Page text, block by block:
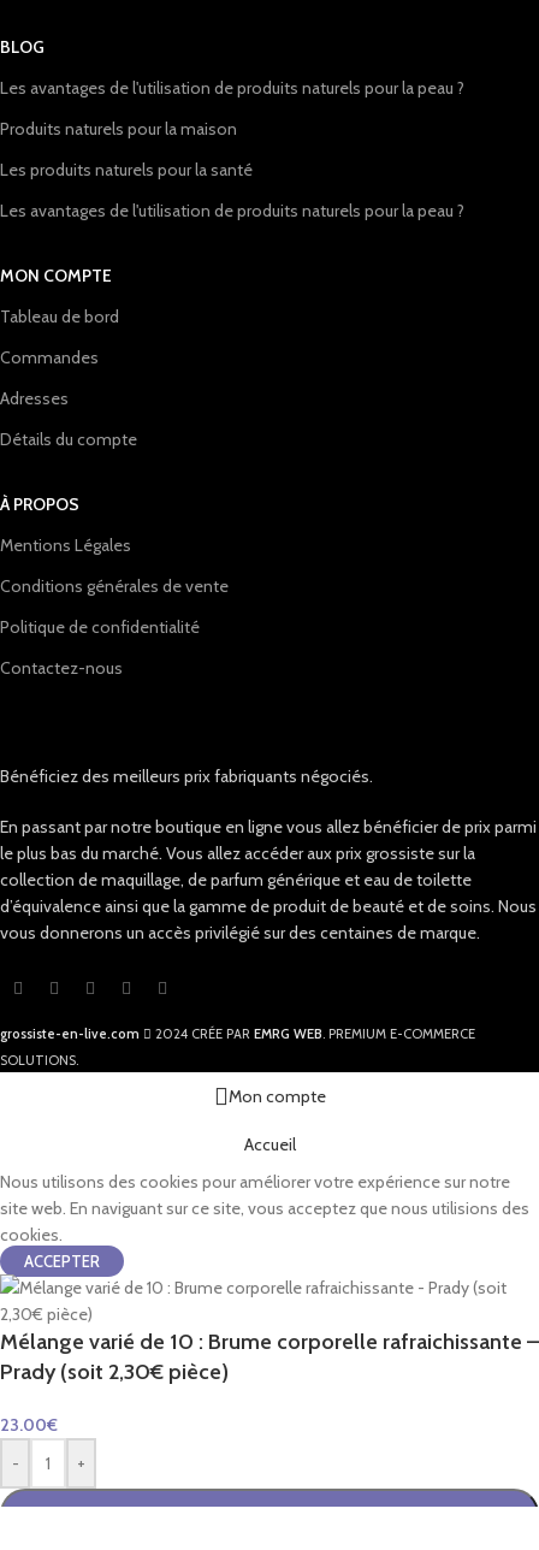
BLOG
Les avantages de l'utilisation de produits naturels pour la peau ?
Produits naturels pour la maison
Les produits naturels pour la santé
Les avantages de l'utilisation de produits naturels pour la peau ?
MON COMPTE
Tableau de bord
Commandes
Adresses
Détails du compte
À PROPOS
Mentions Légales
Conditions générales de vente
Politique de confidentialité
Contactez-nous
Bénéficiez des meilleurs prix fabriquants négociés.
En passant par notre boutique en ligne vous allez bénéficier de prix parmi
le plus bas du marché. Vous allez accéder aux prix grossiste sur la
collection de maquillage, de parfum générique et eau de toilette
d’équivalence ainsi que la gamme de produit de beauté et de soins. Nous
vous donnerons un accès privilégié sur des centaines de marque.
grossiste-en-live.com 2024 CRÉE PAR EMRG WEB. PREMIUM E-COMMERCE
SOLUTIONS.
Mon compte
Accueil
Nous utilisons des cookies pour améliorer votre expérience sur notre
site web. En naviguant sur ce site, vous acceptez que nous utilisions des
cookies.
ACCEPTER
Mélange varié de 10 : Brume corporelle rafraichissante –
Prady (soit 2,30€ pièce)
23.00€
-
+